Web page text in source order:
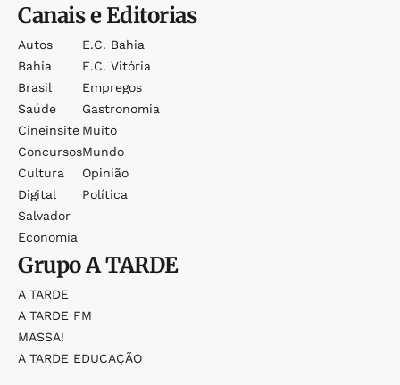
Canais e Editorias
Autos
Bahia
Brasil
Saúde
Cineinsite
Concursos
Cultura
Digital
Salvador
Economia
E.c. Bahia
E.c. Vitória
Empregos
Gastronomia
Muito
Mundo
Opinião
Política
GrupoA TARDE
A TARDE
A TARDE FM
MASSA!
A TARDE EDUCAÇÃO